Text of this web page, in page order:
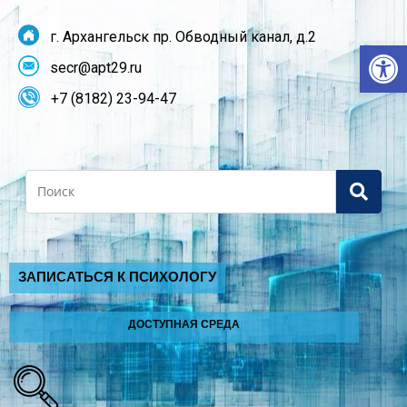
г. Архангельск пр. Обводный канал, д.2
secr@apt29.ru
+7 (8182) 23-94-47
Search
ЗАПИСАТЬСЯ К ПСИХОЛОГУ
ДОСТУПНАЯ СРЕДА